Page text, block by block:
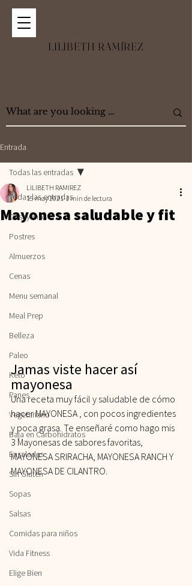
LILIBETH RAMÍREZ
Entrada
Todas las entradas
Desayunos
Postres
Almuerzos
Cenas
Menu semanal
Meal Prep
Belleza
Paleo
Keto
Panes
Vegetariano
Baja en Carbohidratos
Ensaladas
Sin Gluten
Sopas
Salsas
Comidas para niños
Vida Fitness
Elige Bien
Todas las entradas
Mayonesa saludable y fit
LILIBETH RAMIREZ
15 may 2021 1 min de lectura
Jamas viste hacer así
mayonesa
Una receta muy fácil y saludable de cómo
hacer MAYONESA , con pocos ingredientes
y poca grasa. Te enseñaré como hago mis
3 Mayonesas de sabores favoritas,
MAYONESA SRIRACHA, MAYONESA RANCH Y
MAYONESA DE CILANTRO.